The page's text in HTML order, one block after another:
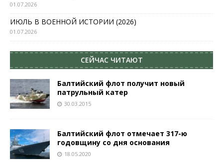
01.07.2026
ИЮЛЬ В ВОЕННОЙ ИСТОРИИ (2026)
01.07.2026
СЕЙЧАС ЧИТАЮТ
Балтийский флот получит новый
патрульный катер
30.03.2015
Балтийский флот отмечает 317-ю
годовщину со дня основания
18.05.2020